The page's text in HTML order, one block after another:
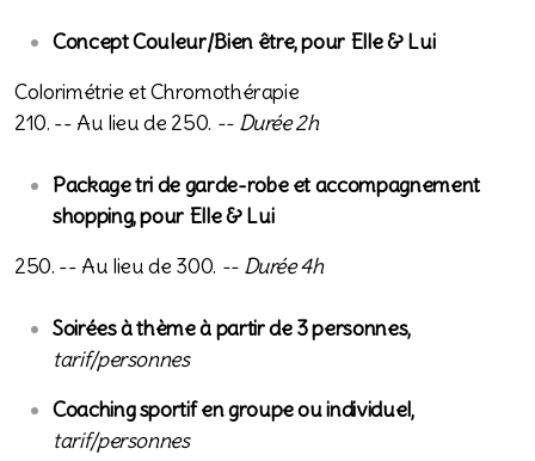
Concept Couleur/Bien être, pour Elle & Lui
Colorimétrie et Chromothérapie
210. -- Au lieu de 250. -- Durée 2h
Package tri de garde-robe et accompagnement
shopping, pour Elle & Lui
250. -- Au lieu de 300. -- Durée 4h
Soirées à thème à partir de 3 personnes,
tarif/personnes
Coaching sportif en groupe ou individuel,
tarif/personnes